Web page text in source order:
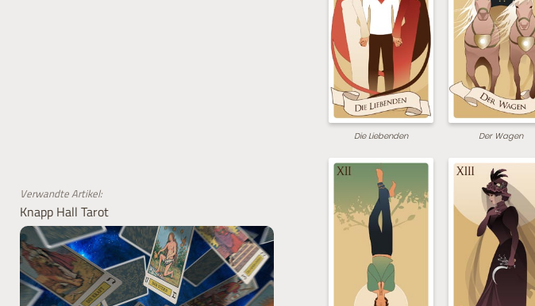
Verwandte Artikel:
Knapp Hall Tarot
Die Liebenden Der Wagen